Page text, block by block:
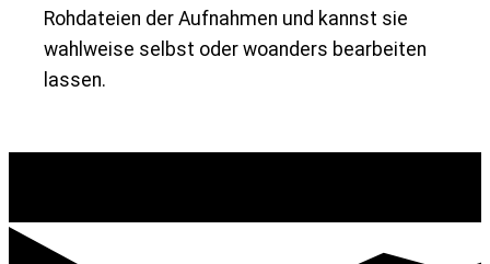
Rohdateien der Aufnahmen und kannst sie
wahlweise selbst oder woanders bearbeiten
lassen.